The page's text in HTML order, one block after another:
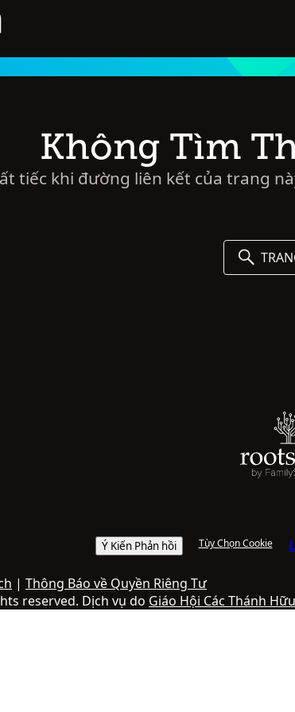
Không Tìm
tiếc khi đường liên kết của trang
Ý Kiến Phản hồi Tùy Chọn Cookie
| Thông Báo về Quyền Riêng Tư
reserved. Dịch vụ do Giáo Hội Các Thánh